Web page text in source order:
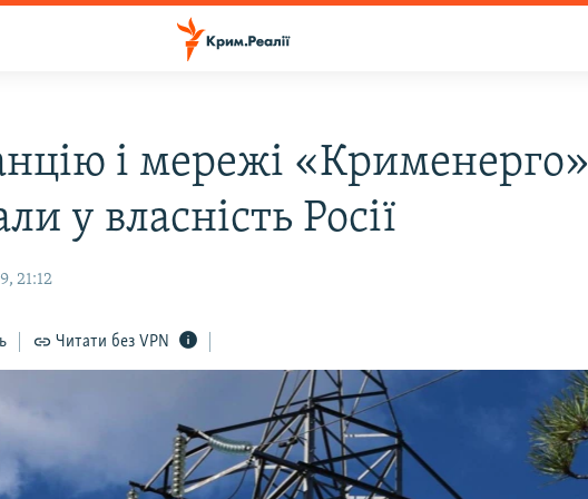
і мережі «Крименерго»
у власність Росії
21:12
Читати без VPN